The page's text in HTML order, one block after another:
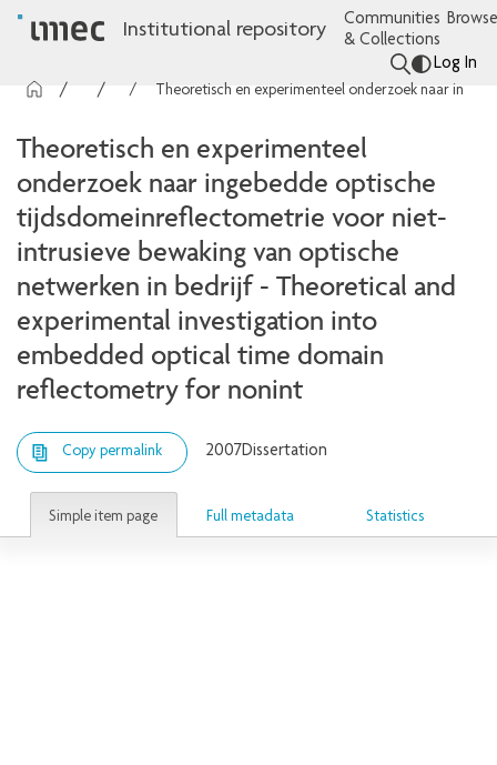
Institutional repository
Communities
& Collections
Log In
imec Publications Dissertations
Theoretisch en experimenteel
onderzoek naar ingebedde optische
tijdsdomeinreflectometrie voor niet-
intrusieve bewaking van optische
netwerken in bedrijf - Theoretical and
experimental investigation into
embedded optical time domain
reflectometry for nonint
Copy permalink 2007Dissertation
Simple item page Full metadata Statistics